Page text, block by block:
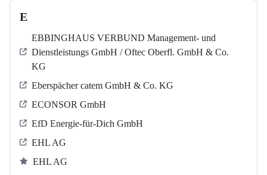
E
EBBINGHAUS VERBUND Management- und
Dienstleistungs GmbH / Oftec Oberfl. GmbH & Co.
KG
Eberspächer catem GmbH & Co. KG
ECONSOR GmbH
EfD Energie-für-Dich GmbH
EHL AG
EHL AG